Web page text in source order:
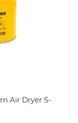
Air Dryer S-